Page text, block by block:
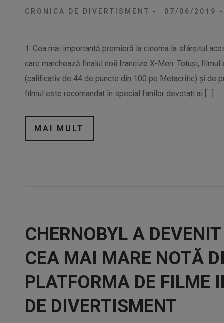
CRONICA DE DIVERTISMENT - 07/06/2019 -
1. Cea mai importantă premieră la cinema la sfârșitul
care marchează finalul noii francize X-Men. Totuși,
(calificativ de 44 de puncte din 100 pe Metacritic) și de
filmul este recomandat în special fanilor devotați ai […]
MAI MULT
CHERNOBYL A
CEA MAI MARE NOTĂ
PLATFORMA DE FILME
DE DIVERTISMENT